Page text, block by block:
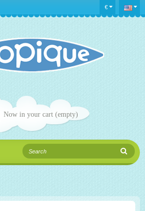
€
Now in your cart (empty)